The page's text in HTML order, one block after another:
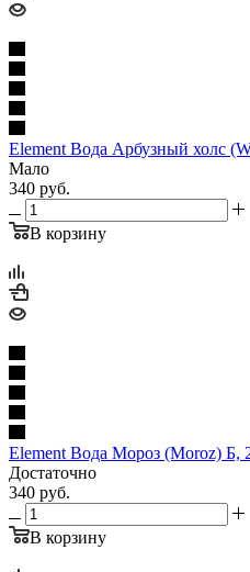
Element Вода Арбузный холс
Мало
340 руб.
В корзину
Element Вода Мороз (Moroz) Б,
Достаточно
340 руб.
В корзину